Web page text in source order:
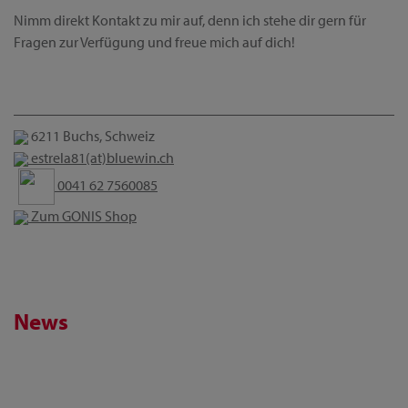
Nimm direkt Kontakt zu mir auf, denn ich stehe dir gern für
Fragen zur Verfügung und freue mich auf dich!
6211 Buchs, Schweiz
estrela81(at)bluewin.ch
0041 62 7560085
Zum GONIS Shop
News